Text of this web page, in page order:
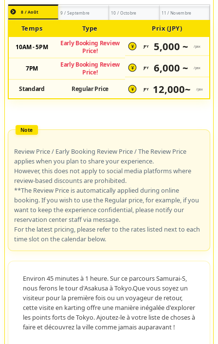
8 / Août 9 / Septembre 10 / Octobre 11 / Novembre
Temps Type Prix (JPY)
10AM - 5PM
Early Booking Review
Price!
¥ JPY 5,000 ~ /pax
7PM
Early Booking Review
Price!
¥ JPY 6,000 ~ /pax
Standard Regular Price ¥ JPY 12,000~ /pax
Review Price / Early Booking Review Price / The Review Price
applies when you plan to share your experience.
However, this does not apply to social media platforms where
review-based discounts are prohibited.
**The Review Price is automatically applied during online
booking. If you wish to use the Regular price, for example, if you
want to keep the experience confidential, please notify our
reservation center staff via message.
For the latest pricing, please refer to the rates listed next to each
time slot on the calendar below.
Environ 45 minutes à 1 heure. Sur ce parcours Samurai-S,
nous ferons le tour d'Asakusa à Tokyo.Que vous soyez un
visiteur pour la première fois ou un voyageur de retour,
cette visite en karting offre une manière inégalée d'explorer
les points forts de Tokyo. Ajoutez-le à votre liste de choses à
faire et découvrez la ville comme jamais auparavant !